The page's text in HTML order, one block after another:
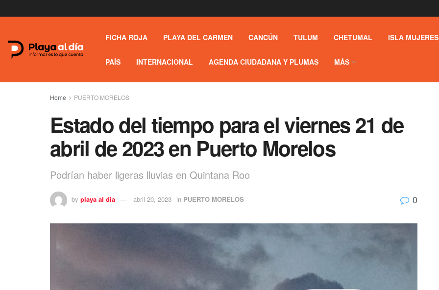
FICHA ROJA PLAYA DEL CARMEN CANCÚN TULUM CHETUMAL ISLA MUJERES
PAÍS INTERNACIONAL AGENDA CIUDADANA Y PLUMAS MÁS
Home PUERTO MORELOS
Estado del tiempo para el viernes 21 de
abril de 2023 en Puerto Morelos
Podrían haber ligeras lluvias en Quintana Roo
by playa al dia abril 20, 2023 in PUERTO MORELOS 0